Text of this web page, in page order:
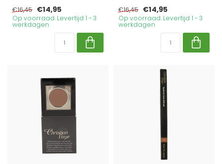
€16,45 €14,95
Op voorraad. Levertijd 1 - 3
werkdagen
€16,45 €14,95
Op voorraad. Levertijd 1 - 3
werkdagen